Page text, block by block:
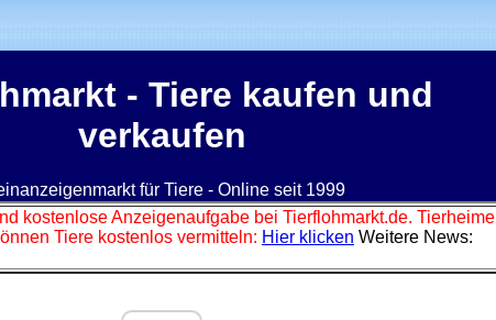
- Tiere kaufen und
verkaufen
für Tiere - Online seit 1999
kostenlose Anzeigenaufgabe bei Tierflohmarkt.de. Tierheime
Tiere kostenlos vermitteln: Hier klicken Weitere News: